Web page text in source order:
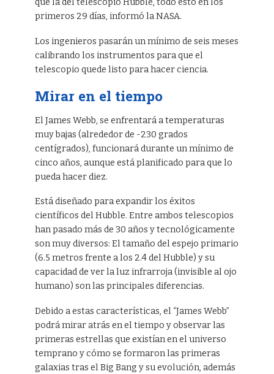
primeros 29 días, informó la NASA.
Los ingenieros pasarán un mínimo de seis meses
calibrando los instrumentos para que el
telescopio quede listo para hacer ciencia.
Mirar en el tiempo
El James Webb, se enfrentará a temperaturas
muy bajas (alrededor de -230 grados
centígrados), funcionará durante un mínimo de
cinco años, aunque está planificado para que lo
pueda hacer diez.
Está diseñado para expandir los éxitos
científicos del Hubble. Entre ambos telescopios
han pasado más de 30 años y tecnológicamente
son muy diversos: El tamaño del espejo primario
(6.5 metros frente a los 2.4 del Hubble) y su
capacidad de ver la luz infrarroja (invisible al ojo
humano) son las principales diferencias.
Debido a estas características, el “James Webb”
podrá mirar atrás en el tiempo y observar las
primeras estrellas que existían en el universo
temprano y cómo se formaron las primeras
galaxias tras el Big Bang y su evolución, además